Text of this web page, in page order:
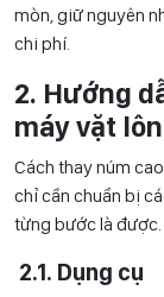
mòn, giữ nguyên
chi phí.
2. Hướng
máy vặt
Cách thay núm
chỉ cần chuẩn bị
từng bước là được.
2.1. Dụng cụ